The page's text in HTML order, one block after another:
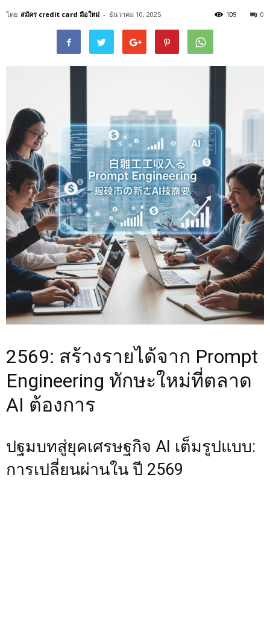
โดย สมัคร credit card มือใหม่ - ธันวาคม 10, 2025 0
109
2569: สร้างรายได้จาก Prompt
Engineering ทักษะใหม่ที่ตลาด
AI ต้องการ
ปฐมบทสู่ยุคเศรษฐกิจ AI เต็มรูปแบบ:
การเปลี่ยนผ่านใน ปี 2569